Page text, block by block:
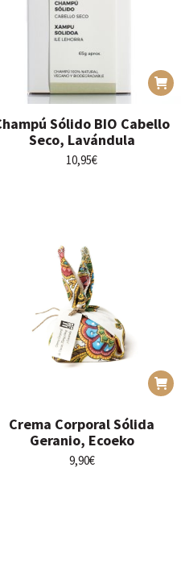
Sólido BIO Cabello
Seco, Lavándula
10,95€
Crema Corporal Sólida
Geranio, Ecoeko
9,90€